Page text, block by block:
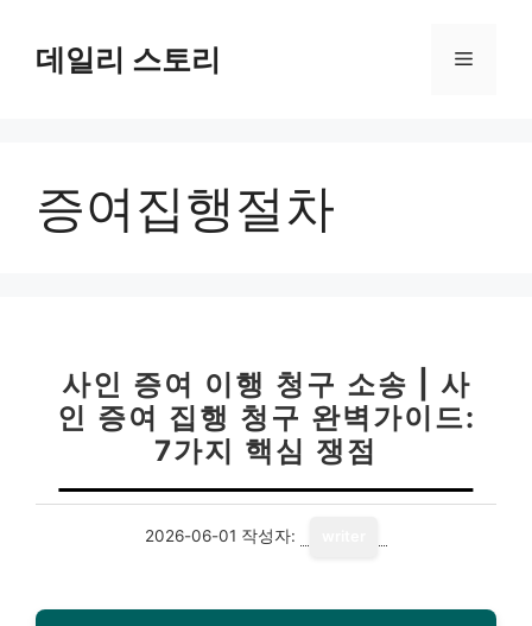
데일리 스토리 메
증여집행절차
사인 증여 이행 청구 소송 | 사
인 증여 집행 청구 완벽가이드:
7가지 핵심 쟁점
2026-06-01 작성자: